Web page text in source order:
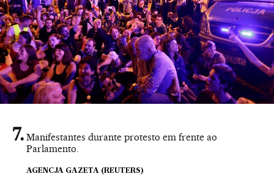
Manifestantes durante protesto em frente ao
Parlamento.
AGENCJA GAZETA (REUTERS)